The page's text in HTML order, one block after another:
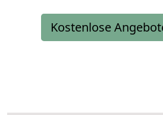
Kostenlose